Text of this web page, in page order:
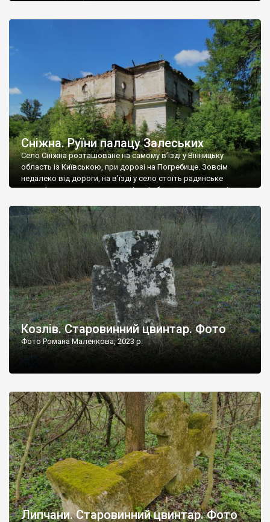
Наддністрянське відрізняється від більшості навколишніх
сіл. У селі є мурована Михайлівська церква. Точної дати […]
Сніжна. Руїни палацу Залеських
Село Сніжна розташоване на самому в’їзді у Вінницьку
область із Київською, при дорозі на Погребище. Зовсім
недалеко від дороги, на в’їзді у село стоїть радянське
рельєфне пано, яке показує жінку і яблуню, а трохи далі, десь
не видно, але видно дві стареньких колії у траві – […]
Козлів. Старовинний цвинтар. Фото
Фото Романа Маленкова, 2023 р.
Липчани. Старовинний цвинтар. Фото